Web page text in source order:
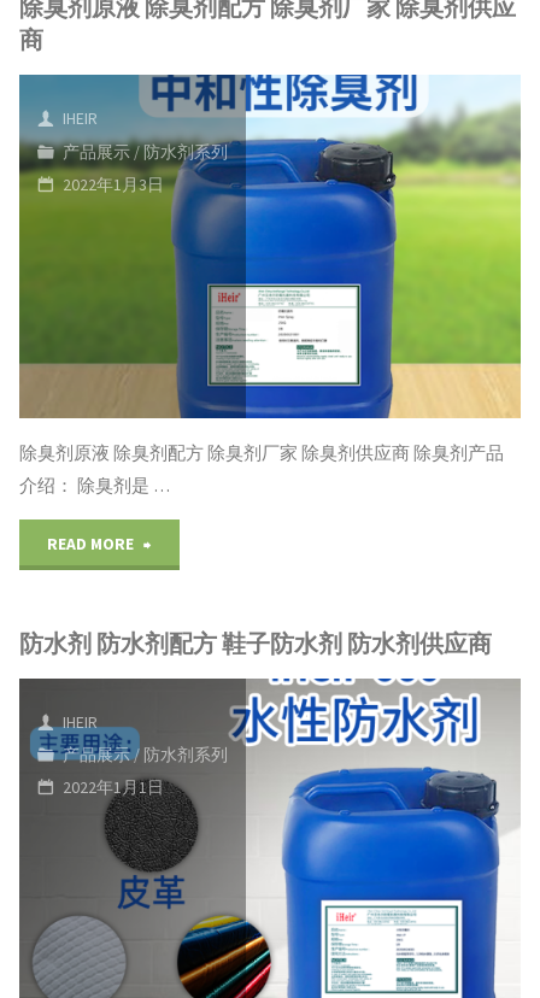
水
剂
的
做
水
处
么
好
处？
艾
浩
剂
供
应
除臭剂原液 除臭剂配方 除臭剂厂家 除臭剂供应
商
IHEIR
产品展示/防水剂系列
2022年1月3日
除臭剂原液 除臭剂配方 除臭剂厂家 除臭剂供应商 除臭剂产品
介绍： 除臭剂是 …
READ MORE
剂
液
除
臭
剂
防水剂 防水剂配方 鞋子防水剂 防水剂供应商
IHEIR
产品展示/ 防水剂系列
2022年1月1日